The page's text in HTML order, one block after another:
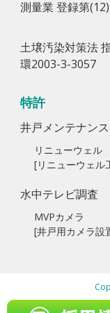
測量業 登録第
土壌汚染対策法
環2003-3-3057
特許
井戸メンテナンス
リニューウェル
[リニューウェル
水中テレビ調査
MVPカメラ
[井戸用カメラ設